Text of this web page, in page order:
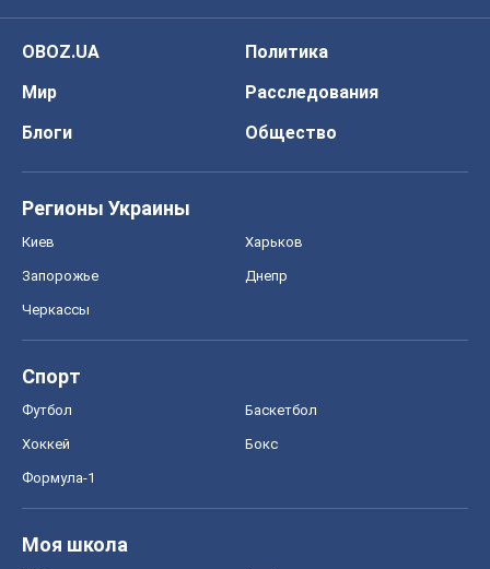
OBOZ.UA
Политика
Мир
Расследования
Блоги
Общество
Регионы Украины
Киев Харьков
Запорожье Днепр
Черкассы
Спорт
Футбол Баскетбол
Хоккей Бокс
Формула-1
Моя школа